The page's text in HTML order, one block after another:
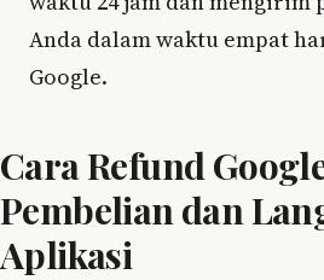
Anda dalam waktu empat
Google.
Cara Refund
Pembelian dan
Aplikasi